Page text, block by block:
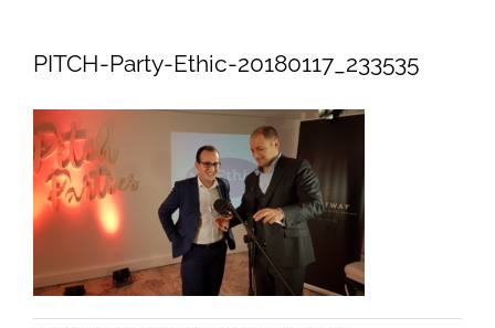
PITCH-Party-Ethic-20180117_233535